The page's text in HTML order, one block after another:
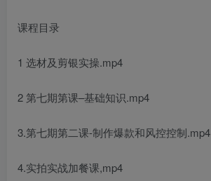
课程目录
1 选材及剪银实操.mp4
2 第七期第课–基础知识.mp4
3.第七期第二课-制作爆款和风控控制.mp4
4.实拍实战加餐课,mp4